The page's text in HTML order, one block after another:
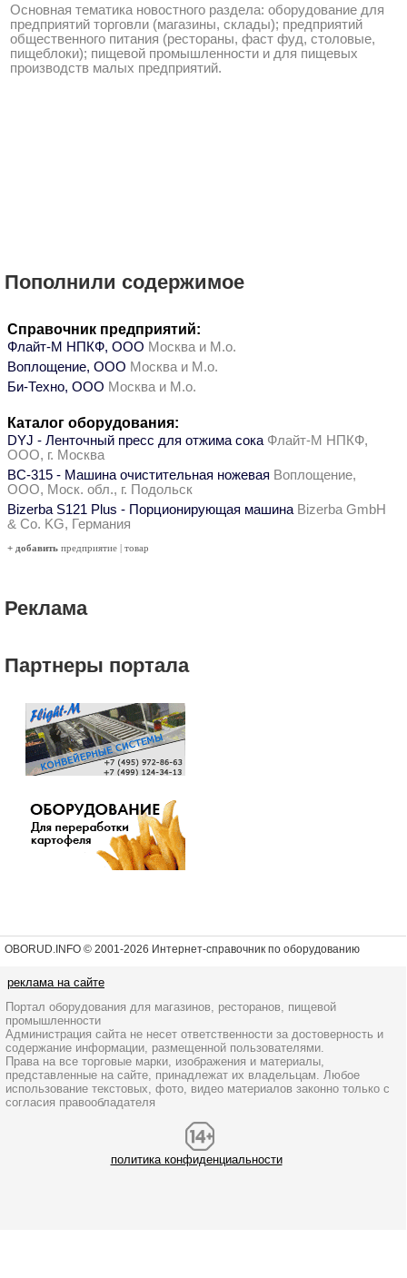
Основная тематика новостного раздела: оборудование для
предприятий торговли (магазины, склады); предприятий
общественного питания (рестораны, фаст фуд, столовые,
пищеблоки); пищевой промышленности и для пищевых
производств малых предприятий.
Пополнили содержимое
Справочник предприятий:
Флайт-М НПКФ, ООО Москва и М.о.
Воплощение, ООО Москва и М.о.
Би-Техно, ООО Москва и М.о.
Каталог оборудования:
DYJ - Ленточный пресс для отжима сока Флайт-М НПКФ,
ООО, г. Москва
ВС-315 - Машина очистительная ножевая Воплощение,
ООО, Моск. обл., г. Подольск
Bizerba S121 Plus - Порционирующая машина Bizerba GmbH
& Co. KG, Германия
+ добавить предприятие | товар
Реклама
Партнеры портала
OBORUD.INFO © 2001-2026 Интернет-справочник по оборудованию
реклама на сайте
Портал оборудования для магазинов, ресторанов, пищевой
промышленности
Администрация сайта не несет ответственности за достоверность и
содержание информации, размещенной пользователями.
Права на все торговые марки, изображения и материалы,
представленные на сайте, принадлежат их владельцам. Любое
использование текстовых, фото, видео материалов законно только с
согласия правообладателя
политика конфиденциальности